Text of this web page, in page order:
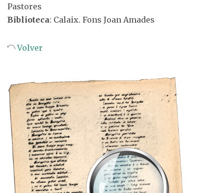
Pastores
Biblioteca: Calaix. Fons Joan Amades
Volver